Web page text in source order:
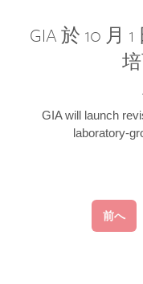
GIA 於 10 月
GIA will launch
laboratory-
前へ